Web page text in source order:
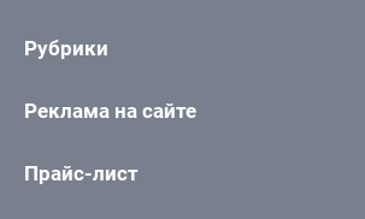
Рубрики
Реклама на сайте
Прайс-лист